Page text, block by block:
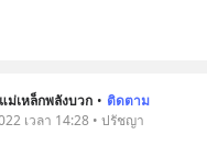
ม่เหล็กพลังบวก • ติดตาม
เวลา 14:28 • ปรัชญา